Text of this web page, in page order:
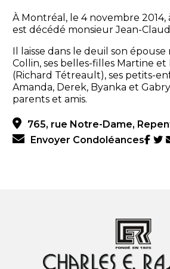
À Montréal, le 4 novembre 2014,
est décédé monsieur Jean-
Il laisse dans le deuil son
Collin, ses belles-filles Martine et
(Richard Tétreault), ses petits-
Amanda, Derek, Byanka et
parents et amis.
765, rue Notre-Dame,
Envoyer Condoléances